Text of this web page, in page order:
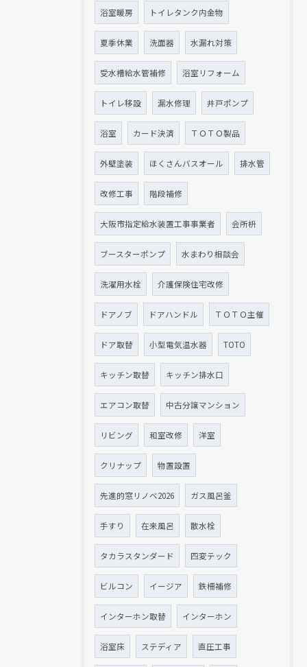
浴室暖房 トイレタンク内金物
夏季休業 洗面器 水漏れ対策
受水槽給水管補修 浴室リフォーム
トイレ移設 漏水修理 井戸ポンプ
浴室 カード決済 ＴＯＴＯ製品
外壁塗装 ほくさんバスオール 排水管
改修工事 階段補修
大阪市指定給水装置工事事業者 会所枡
ブースターポンプ 水まわり相談会
洗濯用水栓 介護保険住宅改修
ドアノブ ドアハンドル ＴＯＴＯ主催
ドア取替 小型電気温水器 TOTO
キッチン取替 キッチン排水口
エアコン取替 中古分譲マンション
リビング 和室改修 洋室
クリナップ 物置設置
先進的窓リノベ2026 ガス風呂釜
手すり 在来風呂 散水栓
タカラスタンダード 四変テック
ビルコン イージア 鉄柵補修
インターホン取替 インターホン
浴室床 ステディア 直圧工事